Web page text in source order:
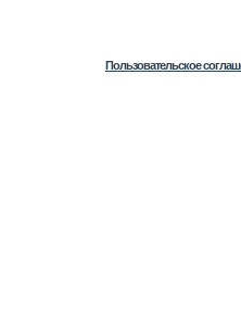
Пользовательское